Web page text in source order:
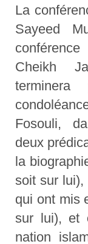
La
Sayeed
Cheikh
Fosouli,
deux
la
soit sur lui),
qui ont mis
sur lui), et
nation